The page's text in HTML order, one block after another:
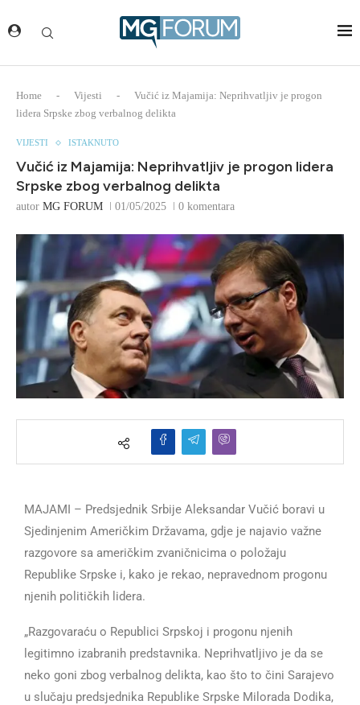
Home - Vijesti -
Vučić iz Majamija: Neprihvatljiv je progon
lidera Srpske zbog verbalnog delikta
VIJESTI ISTAKNUTO
Vučić iz Majamija: Neprihvatljiv je progon lidera
Srpske zbog verbalnog delikta
autor MG FORUM 01/05/2025 0 komentara
MAJAMI – Predsjednik Srbije Aleksandar Vučić boravi u
Sjedinjenim Američkim Državama, gdje je najavio važne
razgovore sa američkim zvaničnicima o položaju
Republike Srpske i, kako je rekao, nepravednom progonu
njenih političkih lidera.
„Razgovaraću o Republici Srpskoj i progonu njenih
legitimno izabranih predstavnika. Neprihvatljivo je da se
neko goni zbog verbalnog delikta, kao što to čini Sarajevo
u slučaju predsjednika Republike Srpske Milorada Dodika,